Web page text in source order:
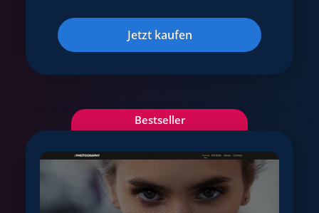
Jetzt kaufen
Bestseller